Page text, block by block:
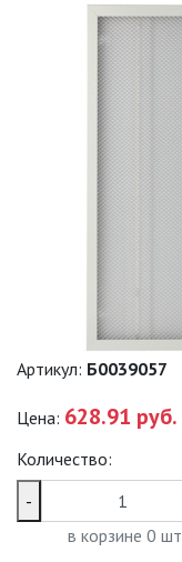
Артикул: Б0039057
Цена: 628.91 руб.
Количество:
-
в корзине 0 шт